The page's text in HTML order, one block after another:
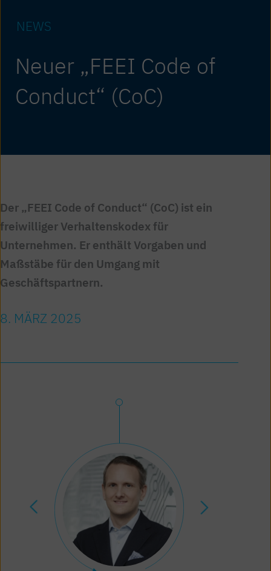
NEWS
Neuer „FEEI Code of
Conduct“ (CoC)
Der „FEEI Code of Conduct“ (CoC) ist ein
freiwilliger Verhaltenskodex für
Unternehmen. Er enthält Vorgaben und
Maßstäbe für den Umgang mit
Geschäftspartnern.
8. MÄRZ 2025